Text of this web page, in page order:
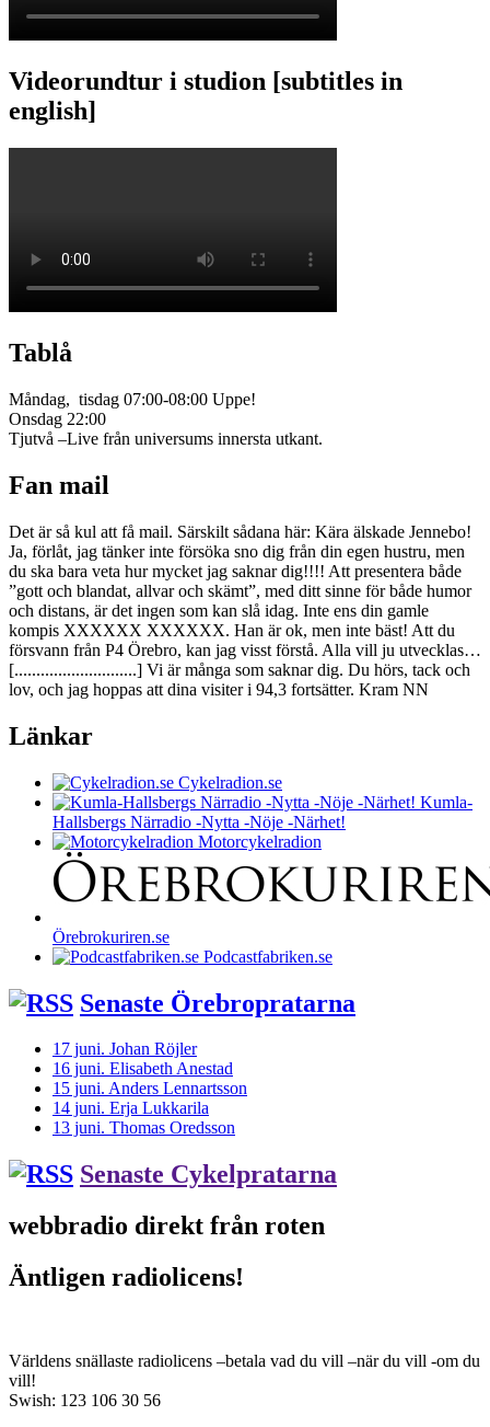
Videorundtur i studion [subtitles in
english]
Tablå
Måndag, tisdag 07:00-08:00 Uppe!
Onsdag 22:00
Tjutvå –Live från universums innersta utkant.
Fan mail
Det är så kul att få mail. Särskilt sådana här: Kära älskade Jennebo!
Ja, förlåt, jag tänker inte försöka sno dig från din egen hustru, men
du ska bara veta hur mycket jag saknar dig!!!! Att presentera både
”gott och blandat, allvar och skämt”, med ditt sinne för både humor
och distans, är det ingen som kan slå idag. Inte ens din gamle
kompis XXXXXX XXXXXX. Han är ok, men inte bäst! Att du
försvann från P4 Örebro, kan jag visst förstå. Alla vill ju utvecklas…
[............................] Vi är många som saknar dig. Du hörs, tack och
lov, och jag hoppas att dina visiter i 94,3 fortsätter. Kram NN
Länkar
Cykelradion.se
Kumla-
Hallsbergs Närradio -Nytta -Nöje -Närhet!
Motorcykelradion
Örebrokuriren.se
Podcastfabriken.se
Senaste Örebropratarna
17 juni. Johan Röjler
16 juni. Elisabeth Anestad
15 juni. Anders Lennartsson
14 juni. Erja Lukkarila
13 juni. Thomas Oredsson
Senaste Cykelpratarna
webbradio direkt från roten
Äntligen radiolicens!
Världens snällaste radiolicens –betala vad du vill –när du vill -om du
vill!
Swish: 123 106 30 56